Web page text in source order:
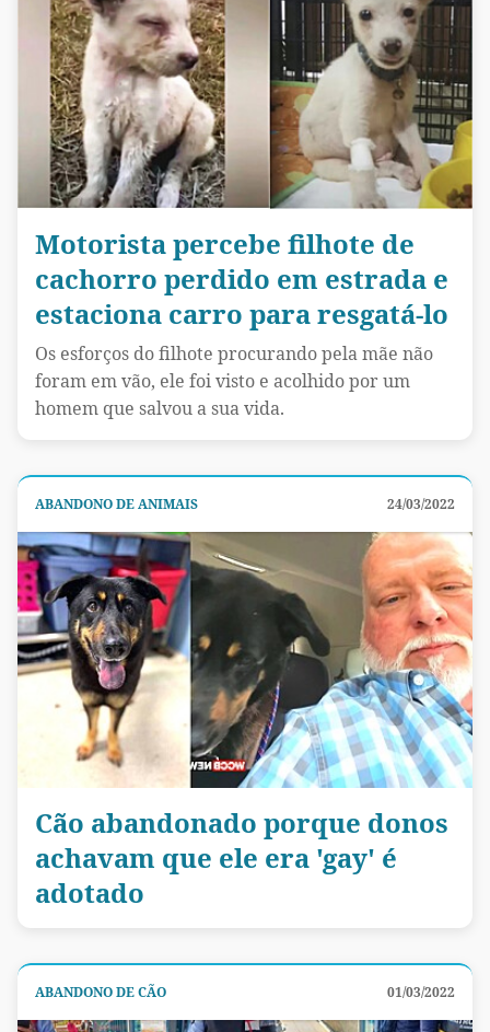
Motorista percebe filhote de
cachorro perdido em estrada e
estaciona carro para resgatá-lo
Os esforços do filhote procurando pela mãe não
foram em vão, ele foi visto e acolhido por um
homem que salvou a sua vida.
ABANDONO DE ANIMAIS 24/03/2022
Cão abandonado porque donos
achavam que ele era 'gay' é
adotado
ABANDONO DE CÃO 01/03/2022